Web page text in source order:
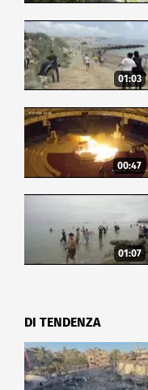
01:03
00:47
01:07
DI TENDENZA